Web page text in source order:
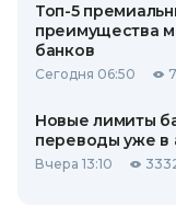
Топ-5
преимущества
банков
Сегодня 06:50
Новые лимиты
переводы уже в
Вчера 13:10